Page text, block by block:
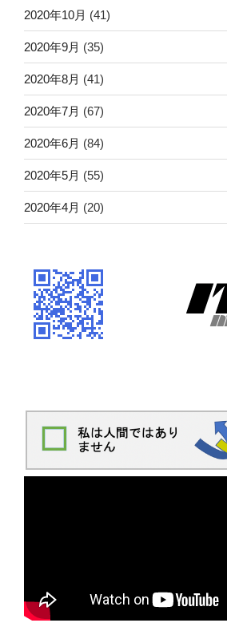
2020年10月 (41)
2020年9月 (35)
2020年8月 (41)
2020年7月 (67)
2020年6月 (84)
2020年5月 (55)
2020年4月 (20)